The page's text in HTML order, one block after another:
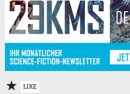
LIKE